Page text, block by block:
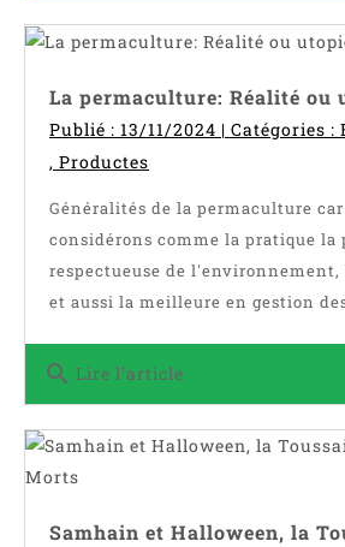
La permaculture: Réalité ou
Publié : 13/11/2024 | Catégories :
, Productes
Généralités de la permaculture
considérons comme la pratique la
respectueuse de
et aussi la meilleure en gestion
search Lire l'article
Samhain et Halloween, la